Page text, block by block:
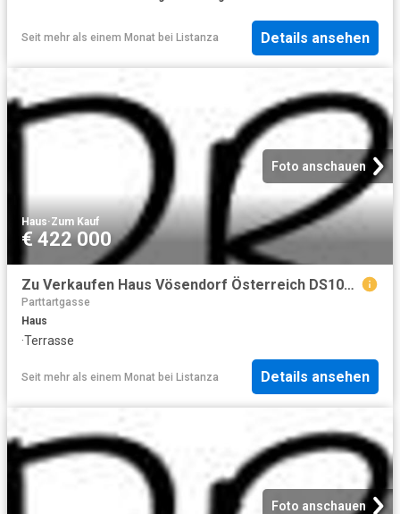
Seit mehr als einem Monat bei Listanza Details ansehen
Foto anschauen
Haus·Zum Kauf
€ 422 000
Zu Verkaufen Haus Vösendorf Österreich DS103614767
Parttartgasse
Haus
·Terrasse
Seit mehr als einem Monat bei Listanza Details ansehen
Foto anschauen